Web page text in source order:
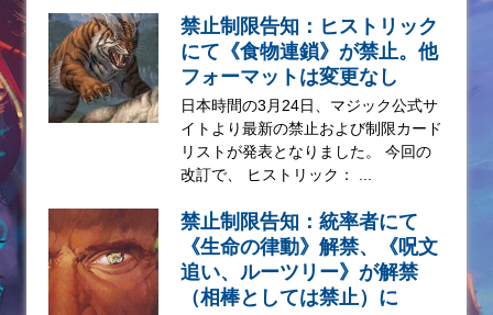
禁止制限告知：ヒストリック
にて《食物連鎖》が禁止。他
フォーマットは変更なし
日本時間の3月24日、マジック公式サ
イトより最新の禁止および制限カード
リストが発表となりました。 今回の
改訂で、 ヒストリック： ...
禁止制限告知：統率者にて
《生命の律動》解禁、《呪文
追い、ルーツリー》が解禁
（相棒としては禁止）に